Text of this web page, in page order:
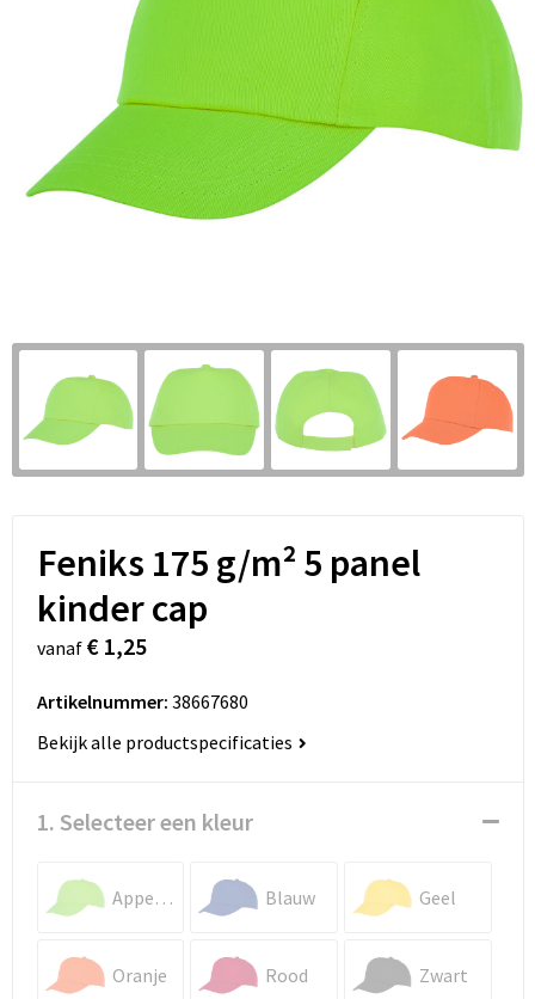
Feniks 175 g/m² 5 panel
kinder cap
vanaf € 1,25
Artikelnummer: 38667680
Bekijk alle productspecificaties
1. Selecteer een kleur
Appelgroen Blauw Geel
Oranje Rood Zwart